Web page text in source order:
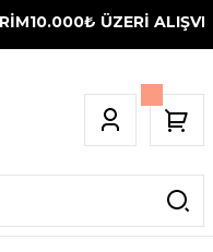
10.000₺ ÜZERİ